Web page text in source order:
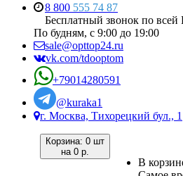
8 800 555 74 87
Бесплатный звонок по всей
По будням, с 9:00 до 19:00
sale@opttop24.ru
vk.com/tdooptom
+79014280591
@kuraka1
г. Москва, Тихорецкий бул., 1
Корзина: 0 шт
на 0 р.
В